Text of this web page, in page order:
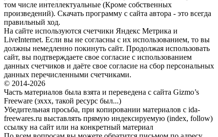
том числе интеллектуальные (Кроме собственных
произведений). Скачать программу с сайта автора - это всегда
правильный ход.
На сайте используются счетчики Яндекс Метрика и
LiveInternet. Если вы не согласны с их использованием, то вы
должны немедленно покинуть сайт. Продолжая использовать
сайт, вы подтверждаете свое согласие с использованием
данных счетчиков и даёте свое согласие на сбор персональных
данных перечисленными счетчиками.
© 2014-2026
Часть материалов была взята и переведена с сайта Gizmo’s
Freeware (эххх, такой ресурс был...)
Убедительная просьба, при копировании материалов с ida-
freewares.ru выставлять прямую индексируемую (index, follow)
ссылку на сайт или на конкретный материал